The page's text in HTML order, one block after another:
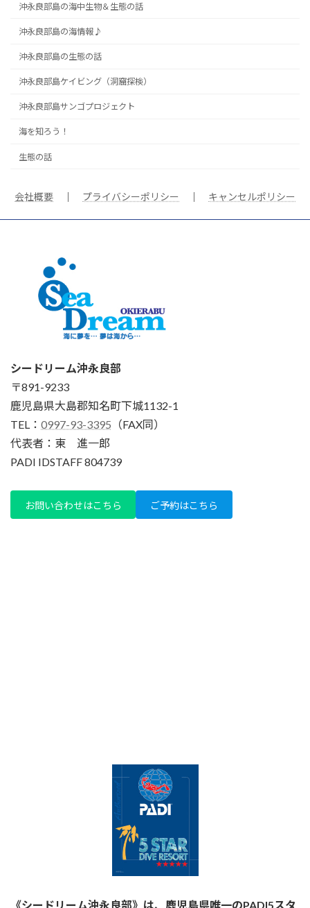
沖永良部島の海中生物＆生態の話
沖永良部島の海情報♪
沖永良部島の生態の話
沖永良部島ケイビング（洞窟探検）
沖永良部島サンゴプロジェクト
海を知ろう！
生態の話
会社概要 プライバシーポリシー キャンセルポリシー
シードリーム沖永良部
〒891-9233
鹿児島県大島郡知名町下城1132-1
TEL： 0997-93-3395 （FAX同）
代表者：東 進一郎
PADI IDSTAFF 804739
お問い合わせはこちら ご予約はこちら
《シードリーム沖永良部》は、鹿児島県唯一のPADI5スタ